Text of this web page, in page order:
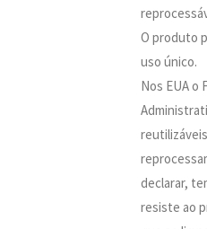
O produto
uso único.
Nos EUA o
declarar,
resiste ao